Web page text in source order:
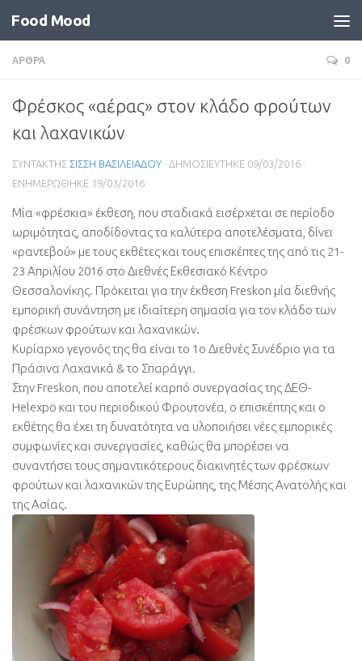
Food Mood
ΑΡΘΡΑ 0
Φρέσκος «αέρας» στον κλάδο φρούτων
και λαχανικών
ΣΥΝΤΑΚΤΗΣ ΣΙΣΣΗ ΒΑΣΙΛΕΙΑΔΟΥ · ΔΗΜΟΣΙΕΥΤΗΚΕ 09/03/2016 ·
ΕΝΗΜΕΡΩΘΗΚΕ 19/03/2016
Μία «φρέσκια» έκθεση, που σταδιακά εισέρχεται σε περίοδο
ωριμότητας, αποδίδοντας τα καλύτερα αποτελέσματα, δίνει
«ραντεβού» με τους εκθέτες και τους επισκέπτες της από τις 21-
23 Απριλίου 2016 στο Διεθνές Εκθεσιακό Κέντρο
Θεσσαλονίκης. Πρόκειται για την έκθεση Freskon μία διεθνής
εμπορική συνάντηση με ιδιαίτερη σημασία για τον κλάδο των
φρέσκων φρούτων και λαχανικών.
Κυρίαρχο γεγονός της θα είναι το 1ο Διεθνές Συνέδριο για τα
Πράσινα Λαχανικά & το Σπαράγγι.
Στην Freskon, που αποτελεί καρπό συνεργασίας της ΔΕΘ-
Helexpo και του περιοδικού Φρουτονέα, ο επισκέπτης και ο
εκθέτης θα έχει τη δυνατότητα να υλοποιήσει νέες εμπορικές
συμφωνίες και συνεργασίες, καθώς θα μπορέσει να
συναντήσει τους σημαντικότερους διακινητές των φρέσκων
φρούτων και λαχανικών της Ευρώπης, της Μέσης Ανατολής και
της Ασίας.